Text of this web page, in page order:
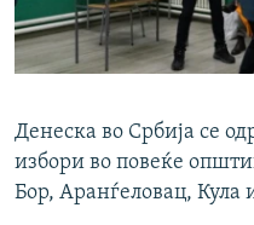
Денеска во Србија се
избори во повеќе
Бор, Аранѓеловац,